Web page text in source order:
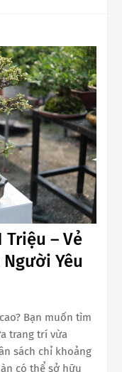
Triệu – Vẻ
Yêu
Bạn muốn tìm
trang trí vừa
sách chỉ khoảng
có thể sở hữu